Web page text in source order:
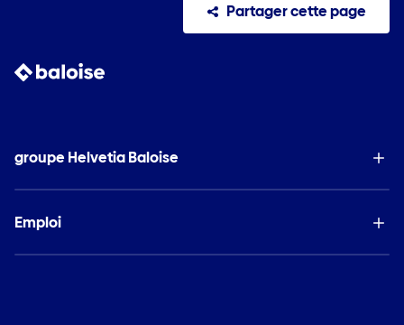
Partager cette page
groupe Helvetia Baloise
Emploi